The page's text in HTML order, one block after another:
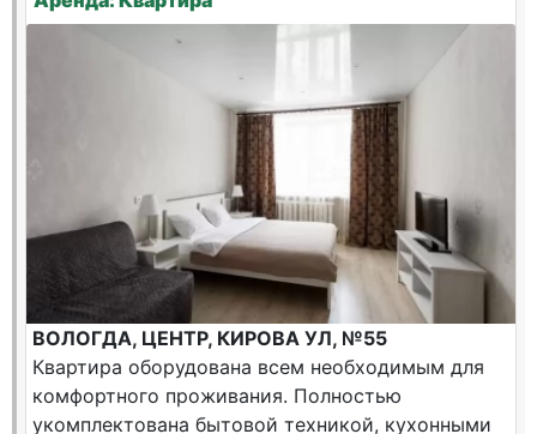
ВОЛОГДА, ЦЕНТР, КИРОВА УЛ, №55
Квартира оборудована всем необходимым для
комфортного проживания. Полностью
укомплектована бытовой техникой, кухонными